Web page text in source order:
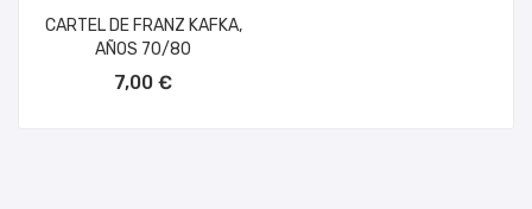
CARTEL DE FRANZ KAFKA,
AÑOS 70/80
7,00 €